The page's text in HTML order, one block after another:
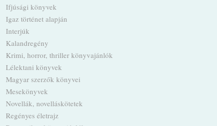
Ifjúsági könyvek
Igaz történet alapján
Interjúk
Kalandregény
Krimi, horror, thriller könyvajánlók
Lélektani könyvek
Magyar szerzők könyvei
Mesekönyvek
Novellák, novelláskötetek
Regényes életrajz